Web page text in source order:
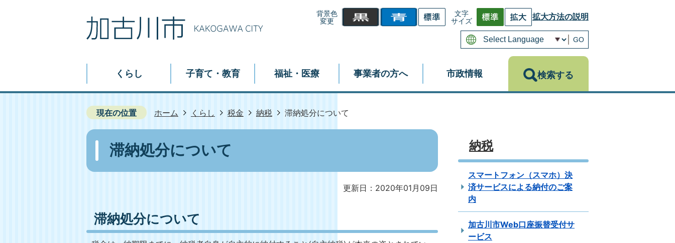
背景色
変更
文字
サイズ
拡大方法の説明
GO
くらし 子育て・教育 福祉・医療 事業者の方へ 市政情報 検索する
現在の位置 ホーム くらし 税金 納税 滞納処分について
滞納処分について
更新日：2020年01月09日
滞納処分について
納税
スマートフォン（スマホ）決
済サービスによる納付のご案
内
加古川市Web口座振替受付サ
ービス